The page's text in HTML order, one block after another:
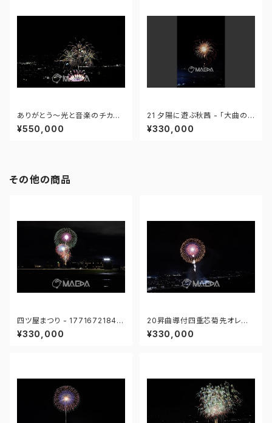
ありがとう～光と音楽のチカラ
～ - 大曲の花火―春の章―「新
作花火コレクション2024 世界
¥550,000
21 夕陽に遊ぶ秋茜 - 「大曲の
花火」第96回全国花火競技大会
- 172558419949425
¥330,000
その他の商品
四ツ屋まつり - 17716721849
0592
¥330,000
20昇曲導付四重芯菊先オレン
ジ-大曲の花火 第97回全国花
火競技大会 - 176671211847
¥330,000